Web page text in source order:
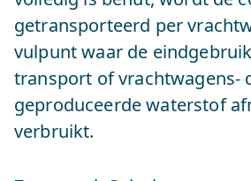
getransporteerd per
vulpunt waar de
transport of vrachtwagens-
geproduceerde waterstof
verbruikt.